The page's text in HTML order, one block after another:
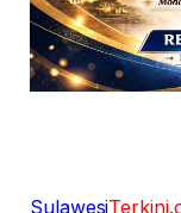
Sulawesi